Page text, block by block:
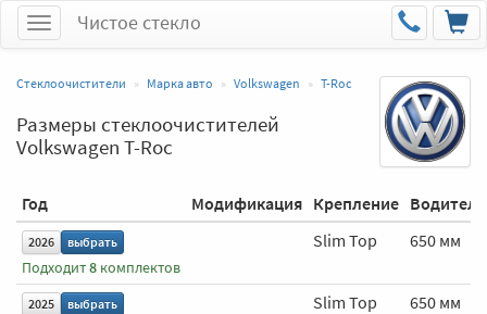
МенюЧистое стекло
Стеклоочистители Марка авто Volkswagen T-Roc
Размеры стеклоочистителей
Volkswagen T-Roc
Год Модификация Крепление
2026 выбрать
Подходит8 комплектов
Slim Top 650 мм
2025 выбрать Slim Top 650 мм